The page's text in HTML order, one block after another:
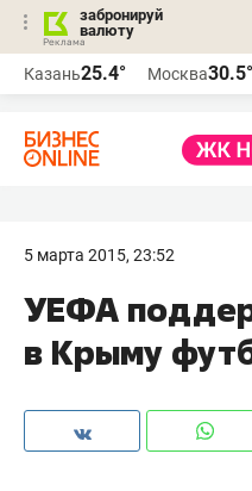
забронируй
валюту
Казань25.4° Москва30.5°
5 марта 2015, 23:52
УЕФА
в Крыму